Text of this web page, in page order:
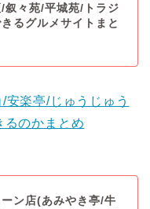
叙々苑/平城苑/トラジ
るグルメサイトまと
楽亭/じゅうじゅう
るのかまとめ
ン店(あみやき亭/牛